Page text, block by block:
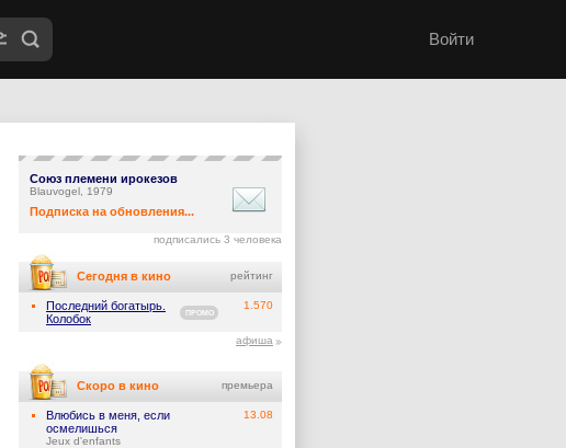
Войти
Союз племени ирокезов
Blauvogel, 1979
Подписка на обновления...
подписались 3 человека
Сегодня в кино рейтинг
Последний богатырь.
Колобок
ПРОМО
1.570
афиша
Скоро в кино премьера
Влюбись в меня, если
осмелишься
Jeux d'enfants
13.08